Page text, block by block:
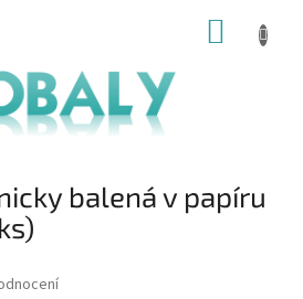
KOŠÍK
balená v papíru